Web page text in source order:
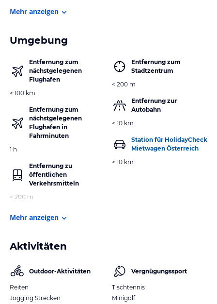
Mehr anzeigen
Umgebung
Entfernung zum
nächstgelegenen
Flughafen
< 100 km
Entfernung zum
nächstgelegenen
Flughafen in
Fahrminuten
1 h
Entfernung zu
öffentlichen
Verkehrsmitteln
< 200 m
Entfernung zum
Stadtzentrum
< 200 m
Entfernung zur
Autobahn
< 10 km
Station für HolidayCheck
Mietwagen Österreich
< 10 km
Mehr anzeigen
Aktivitäten
Outdoor-Aktivitäten
Reiten
Jogging Strecken
Vergnügungssport
Tischtennis
Minigolf